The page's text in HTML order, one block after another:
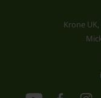
Krone